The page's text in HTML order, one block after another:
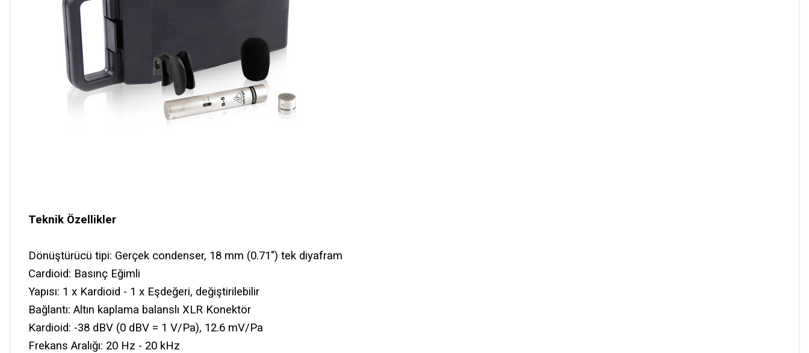
Teknik Özellikler
Dönüştürücü tipi: Gerçek condenser, 18 mm (0.71") tek diyafram
Cardioid: Basınç Eğimli
Yapısı: 1 x Kardioid - 1 x Eşdeğeri, değiştirilebilir
Bağlantı: Altın kaplama balanslı XLR Konektör
Kardioid: -38 dBV (0 dBV = 1 V/Pa), 12.6 mV/Pa
Frekans Aralığı: 20 Hz - 20 kHz